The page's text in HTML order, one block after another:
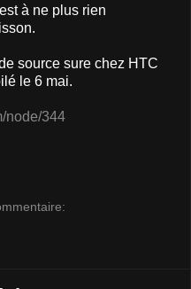
à ne plus rien
source sure chez HTC
le 6 mai.
node/344